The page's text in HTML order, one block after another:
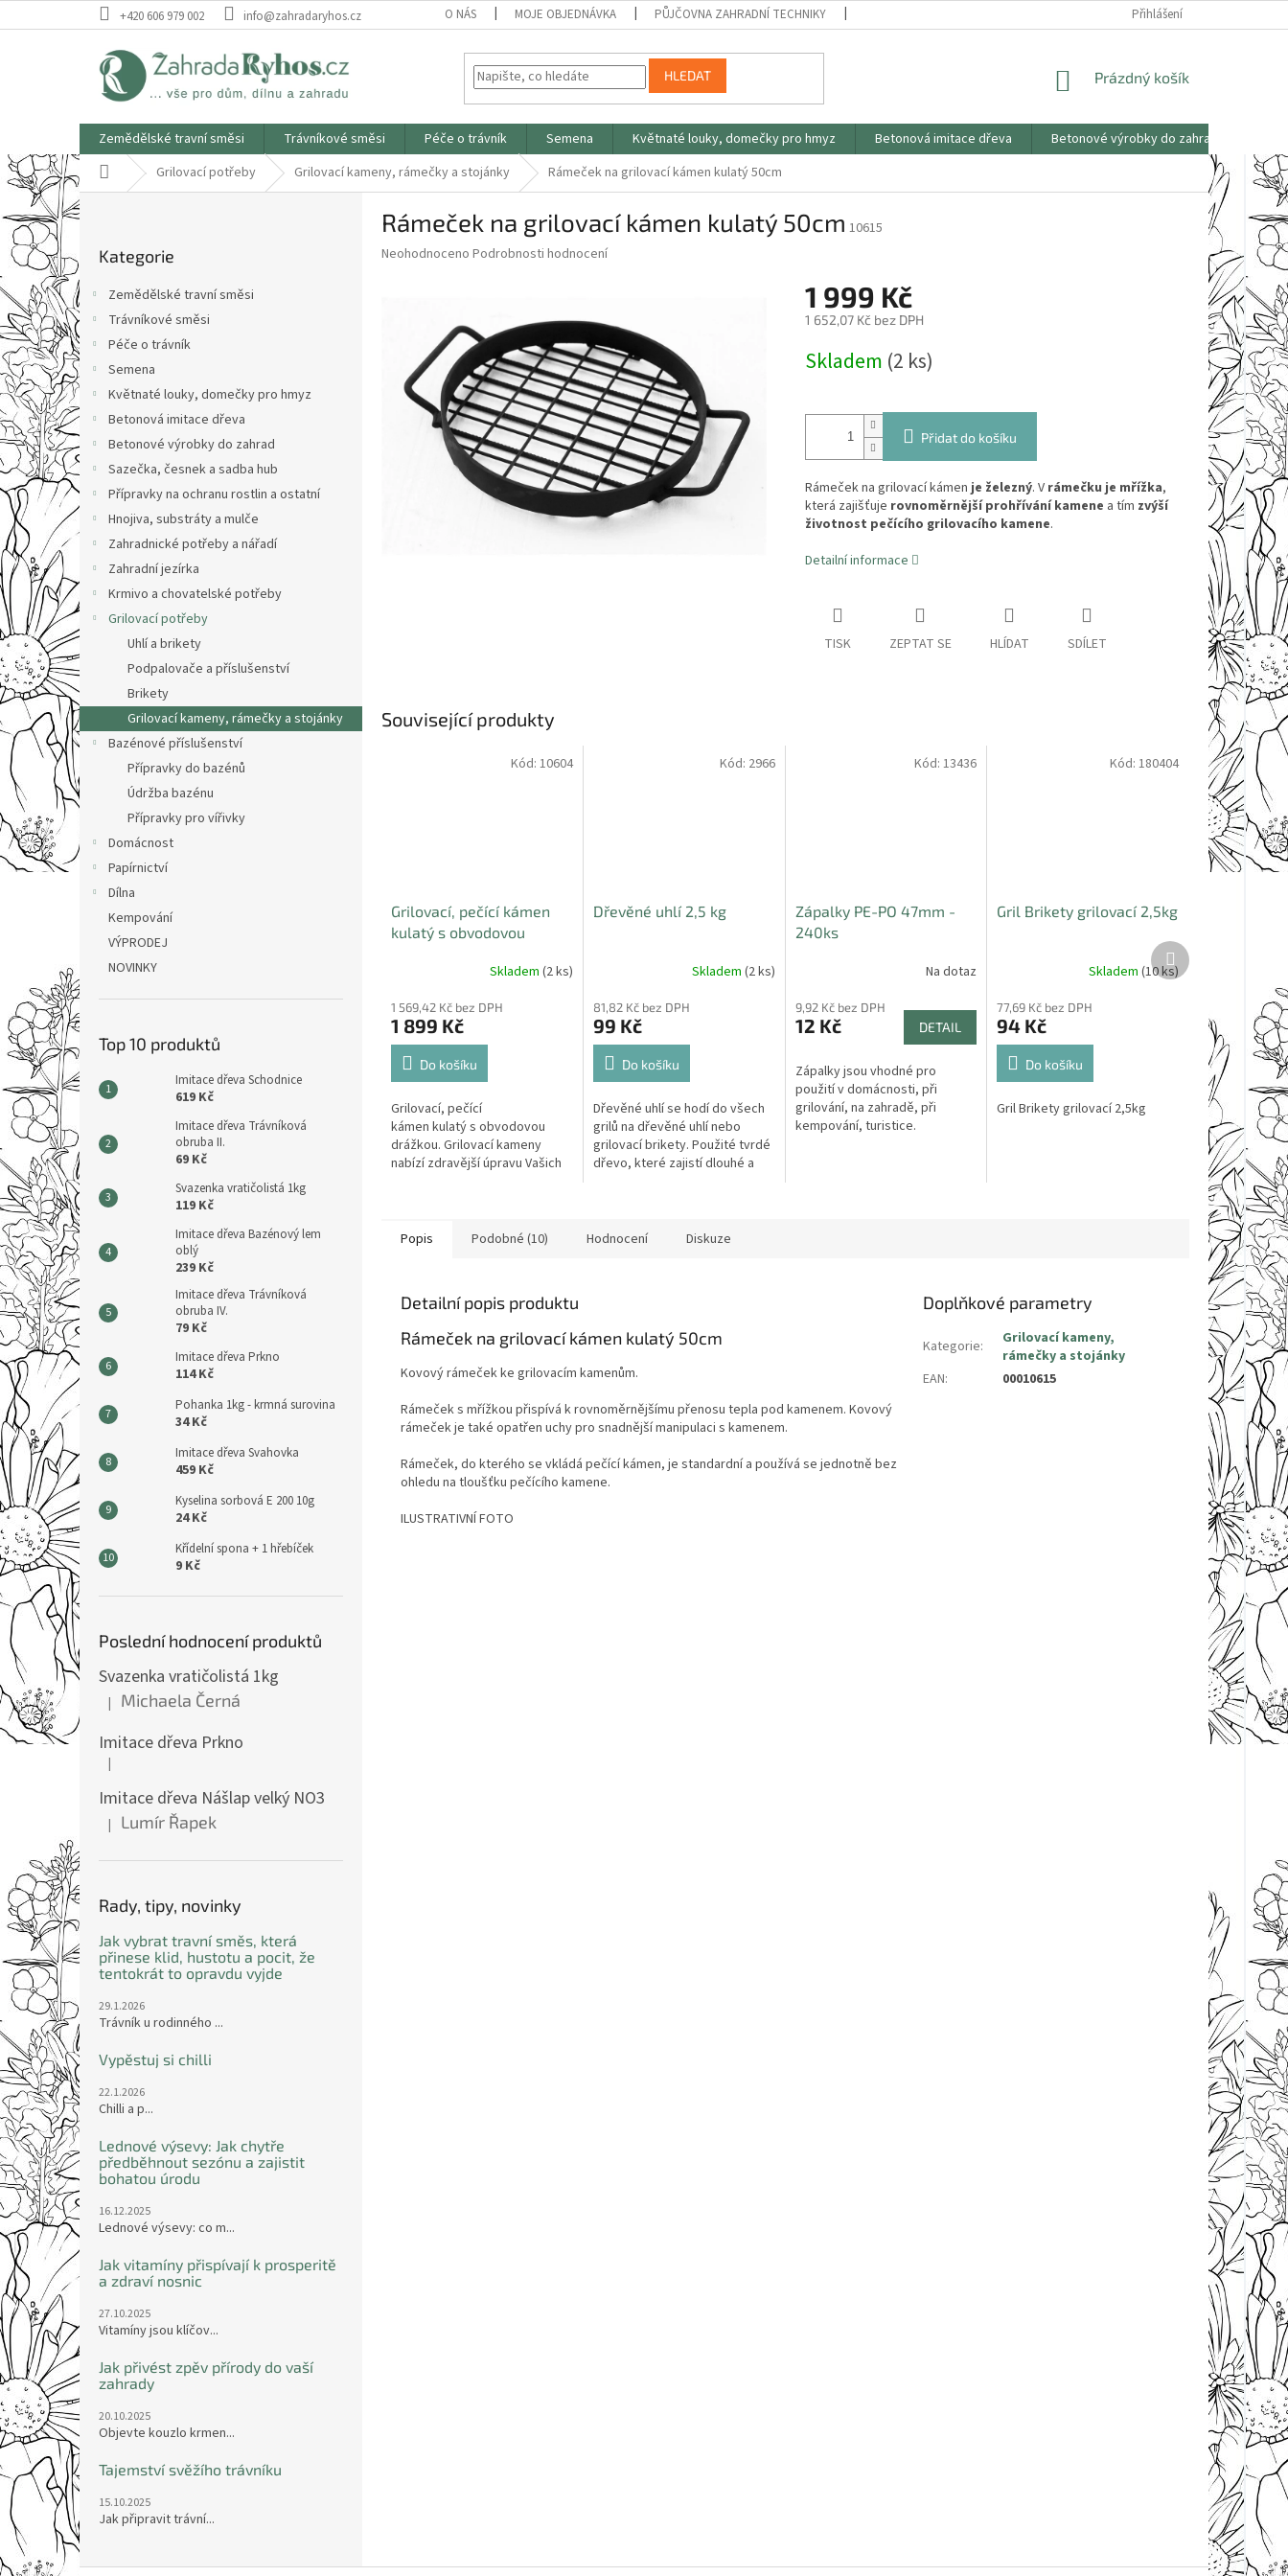
na
+420 606 979 002 info@zahradaryhos.cz O NÁS MOJE OBJEDNÁVKA PŮJČOVNA ZAHRADNÍ TECHNIKY PODMÍNKY OCHRANY
Přihlášení
HLEDAT
NÁKUPNÍ
Prázdný košík
Zemědělské travní směsi Trávníkové směsi Péče o trávník Semena Květnaté louky, domečky pro hmyz Betonová imitace dřeva Betonové výrobky do zahrad
Domů Grilovací potřeby Grilovací kameny, rámečky a stojánky Rámeček na grilovací kámen kulatý 50cm
P
o
r
a
n
n
í
p
a
n
e
l
kategorie
Kategorie
Zemědělské travní směsi
Trávníkové směsi
Péče o trávník
Semena
Květnaté louky, domečky pro hmyz
Betonová imitace dřeva
Betonové výrobky do zahrad
Sazečka, česnek a sadba hub
Přípravky na ochranu rostlin a ostatní
Hnojiva, substráty a mulče
Zahradnické potřeby a nářadí
Zahradní jezírka
Krmivo a chovatelské potřeby
Grilovací potřeby
Uhlí a brikety
Podpalovače a příslušenství
Brikety
Grilovací kameny, rámečky a stojánky
Bazénové příslušenství
Přípravky do bazénů
Údržba bazénu
Přípravky pro vířivky
Domácnost
Papírnictví
Dílna
Kempování
VÝPRODEJ
NOVINKY
Top 10 produktů
Imitace dřeva Schodnice
619 Kč
Imitace dřeva Trávníková
obruba II.
69 Kč
Svazenka vratičolistá 1kg
119 Kč
Imitace dřeva Bazénový lem
oblý
239 Kč
Imitace dřeva Trávníková
obruba IV.
79 Kč
Imitace dřeva Prkno
114 Kč
Pohanka 1kg - krmná surovina
34 Kč
Imitace dřeva Svahovka
459 Kč
Kyselina sorbová E 200 10g
24 Kč
Křídelní spona + 1 hřebíček
9 Kč
Poslední hodnocení produktů
Svazenka vratičolistá 1kg
Hodnocení produktu je 5 z 5 hvězdiček.
| Michaela Černá
Imitace dřeva Prkno
Hodnocení produktu je 5 z 5 hvězdiček.
|
Imitace dřeva Nášlap velký NO3
Hodnocení produktu je 5 z 5 hvězdiček.
| Lumír Řapek
Rady, tipy, novinky
Jak vybrat travní směs, která
přinese klid, hustotu a pocit, že
tentokrát to opravdu vyjde
29.1.2026
Trávník u rodinného ...
Vypěstuj si chilli
22.1.2026
Chilli a p...
Lednové výsevy: Jak chytře
předběhnout sezónu a zajistit
bohatou úrodu
16.12.2025
Lednové výsevy: co m...
Jak vitamíny přispívají k prosperitě
a zdraví nosnic
27.10.2025
Vitamíny jsou klíčov...
Jak přivést zpěv přírody do vaší
zahrady
20.10.2025
Objevte kouzlo krmen...
Tajemství svěžího trávníku
15.10.2025
Jak připravit trávní...
Rámeček na grilovací kámen kulatý 50cm 10615
Průměrné
hvězdiček.
Neohodnoceno Podrobnosti hodnocení
1 999 Kč
1 652,07 Kč bez DPH
cena:
Skladem (2 ks)
Přidat do košíku
Rámeček na grilovací kámenje železný. V rámečku je mřížka,
která zajišťuje rovnoměrnější prohřívání kamene a tím zvýší
životnost pečícího grilovacího kamene.
Detailní informace
TISK ZEPTAT SE HLÍDAT SDÍLET
Související produkty
Grilovací, pečící kámen
kulatý s obvodovou
Skladem (2 ks)
1 569,42 Kč bez DPH
1 899 Kč
Do košíku
Grilovací, pečící
kámen kulatý s obvodovou
drážkou. Grilovací kameny
nabízí zdravější úpravu Vašich
Kód: 10604
Dřevěné uhlí 2,5 kg
Skladem (2 ks)
81,82 Kč bez DPH
99 Kč
Do košíku
Dřevěné uhlí se hodí do všech
grilů na dřevěné uhlí nebo
grilovací brikety. Použité tvrdé
dřevo, které zajistí dlouhé a
Kód: 2966
Zápalky PE-PO 47mm -
240ks
Na dotaz
9,92 Kč bez DPH
12 Kč DETAIL
Zápalky jsou vhodné pro
použití v domácnosti, při
grilování, na zahradě, při
kempování, turistice.
Kód:13436
Gril Brikety grilovací 2,5kg
Skladem (10 ks)
77,69 Kč bez DPH
94 Kč
Do košíku
Gril Brikety grilovací 2,5kg
Kód: 180404
Další
produkt
Popis Podobné (10) Hodnocení Diskuze
Detailní popis produktu
Rámeček na grilovací kámen kulatý 50cm
Kovový rámeček ke grilovacím kamenům.
Rámeček s mřížkou přispívá k rovnoměrnějšímu přenosu tepla pod kamenem. Kovový
rámeček je také opatřen uchy pro snadnější manipulaci s kamenem.
Rámeček, do kterého se vkládá pečící kámen, je standardní a používá se jednotně bez
ohledu na tloušťku pečícího kamene.
ILUSTRATIVNÍ FOTO
Doplňkové parametry
Kategorie:
Grilovací kameny,
rámečky a stojánky
EAN: 00010615